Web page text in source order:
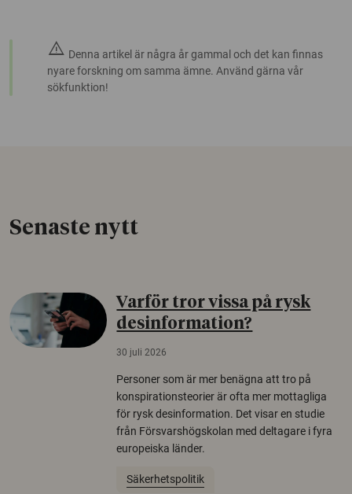
warning Denna artikel är några år gammal och det kan finnas
nyare forskning om samma ämne. Använd gärna vår
sökfunktion!
Senaste nytt
Varför tror vissa på rysk
desinformation?
30 juli 2026
Personer som är mer benägna att tro på
konspirationsteorier är ofta mer mottagliga
för rysk desinformation. Det visar en studie
från Försvarshögskolan med deltagare i fyra
europeiska länder.
Säkerhetspolitik